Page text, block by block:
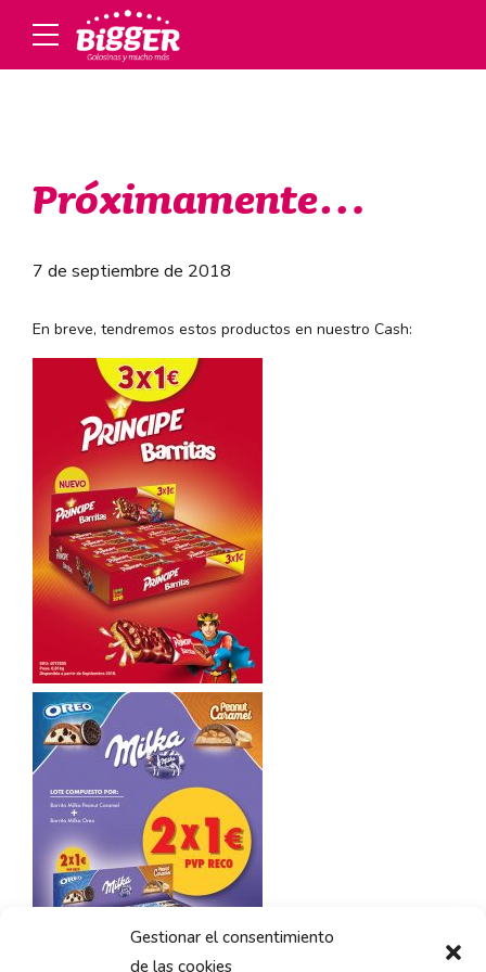
Gestionar el consentimiento
de las cookies
Próximamente…
7 de septiembre de 2018
En breve, tendremos estos productos en nuestro Cash: